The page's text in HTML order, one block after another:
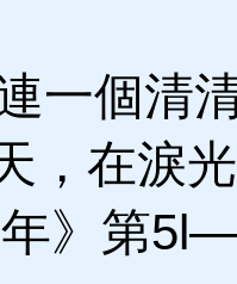
一個清
，在淚
》第